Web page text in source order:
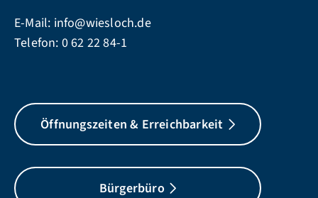
E-Mail: info@wiesloch.de
Telefon: 0 62 22 84-1
Öffnungszeiten & Erreichbarkeit
Bürgerbüro